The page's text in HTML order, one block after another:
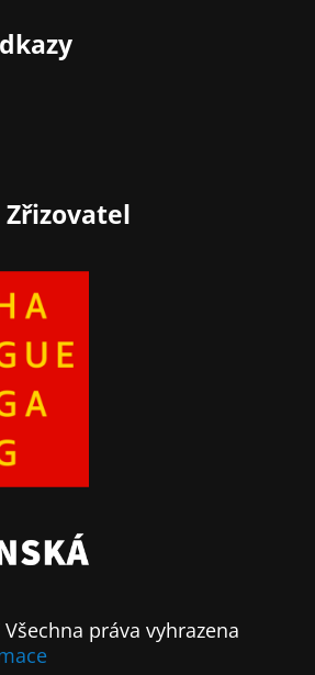
Zřizovatel
Všechna práva vyhrazena